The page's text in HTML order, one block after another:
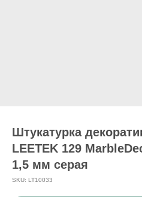
Штукатурка
LEETEK 129
1,5 мм серая
SKU: LT10033